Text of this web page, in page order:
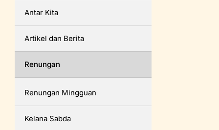
Antar Kita
Artikel dan Berita
Renungan
Renungan Mingguan
Kelana Sabda